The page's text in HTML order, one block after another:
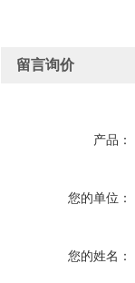
留言询价
产品：
您的单位：
您的姓名：